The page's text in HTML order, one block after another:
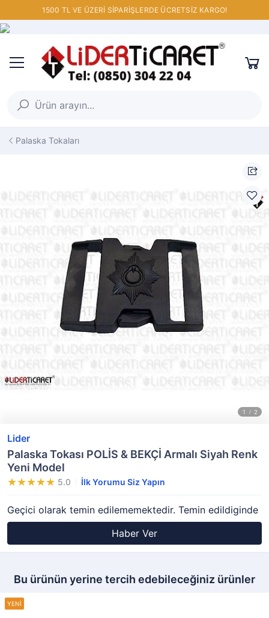
1500 TL VE ÜZERİ SİPARİŞLERDE ÜCRETSİZ KARGO!
Palaska Tokaları
Lider
Palaska Tokası POLİS & BEKÇİ Armalı Siyah Renk
Yeni Model
5.0 İlk Yorumu Siz Yapın
Geçici olarak temin edilememektedir. Temin edildiginde
Haber Ver
Bu ürünün yerine tercih edebileceğiniz ürünler